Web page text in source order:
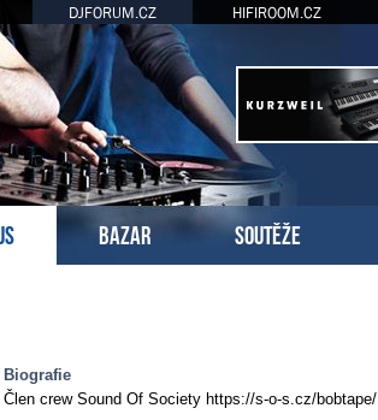
DJFORUM.CZ HIFIROOM.CZ
BAZAR SOUTĚŽE
Biografie
Člen crew Sound Of Society https://s-o-s.cz/bobtape/